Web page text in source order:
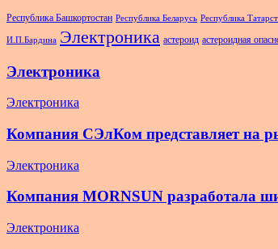
Республика Башкортостан Республика Беларусь Республика
И.П.Бардина Электроника астероид астероидная
Электроника
Электроника
Компания СЭлКом представляет на
Электроника
Компания MORNSUN разработала
Электроника